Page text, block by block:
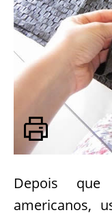
Depois
americanos,